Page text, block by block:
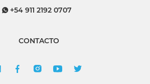
+54 911 2192 0707
CONTACTO